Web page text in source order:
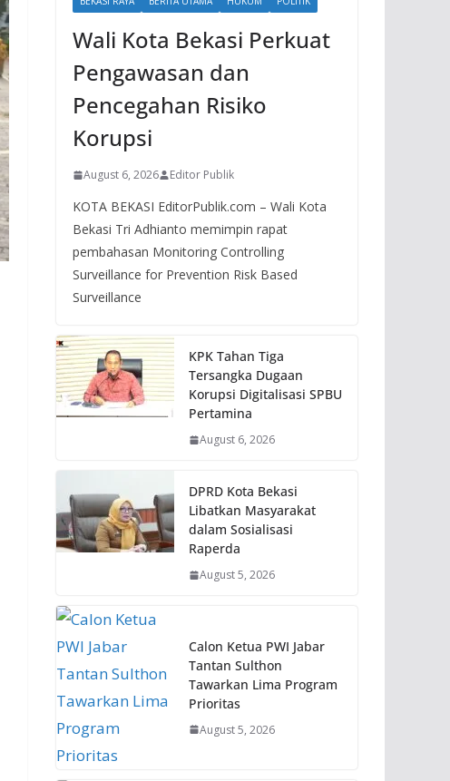
Wali Kota Bekasi Perkuat
Pengawasan dan
Pencegahan Risiko
Korupsi
August 6, 2026 Editor Publik
KOTA BEKASI EditorPublik.com – Wali Kota
Bekasi Tri Adhianto memimpin rapat
pembahasan Monitoring Controlling
Surveillance for Prevention Risk Based
Surveillance
KPK Tahan Tiga
Tersangka Dugaan
Korupsi Digitalisasi SPBU
Pertamina
August 6, 2026
DPRD Kota Bekasi
Libatkan Masyarakat
dalam Sosialisasi
Raperda
August 5, 2026
Calon Ketua PWI Jabar
Tantan Sulthon
Tawarkan Lima Program
Prioritas
August 5, 2026